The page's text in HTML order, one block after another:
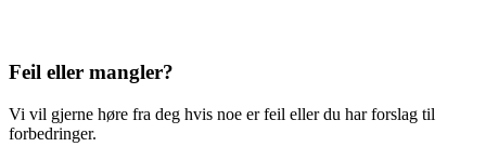
Feil eller mangler?
Vi vil gjerne høre fra deg hvis noe er feil eller du har forslag til
forbedringer.